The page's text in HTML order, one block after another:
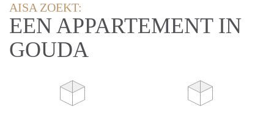
AISA ZOEKT:
EEN APPARTEMENT IN
GOUDA